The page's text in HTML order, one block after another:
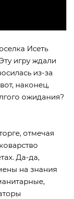
Исеть
игру ждали
из-за
наконец,
ожидания?
отмечая
Да-да,
на знания